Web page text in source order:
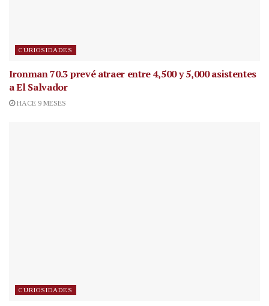
CURIOSIDADES
Ironman 70.3 prevé atraer entre 4,500 y 5,000 asistentes
a El Salvador
HACE 9 MESES
CURIOSIDADES